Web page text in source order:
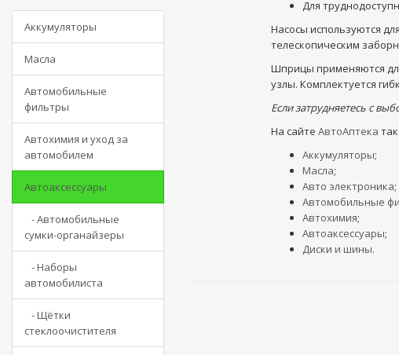
Аккумуляторы
Масла
Автомобильные
фильтры
Автохимия и уход за
автомобилем
Автоаксессуары
- Автомобильные
сумки-органайзеры
- Наборы
автомобилиста
- Щётки
стеклоочистителя
Для
Насосы используются
телескопическим
Шприцы применяются
узлы. Комплектуется
Если затрудняетесь с
На сайте АвтоАптека
Аккумуляторы;
Масла;
Авто электроника;
Автомобильные
Автохимия;
Автоаксессуары;
Диски и шины.